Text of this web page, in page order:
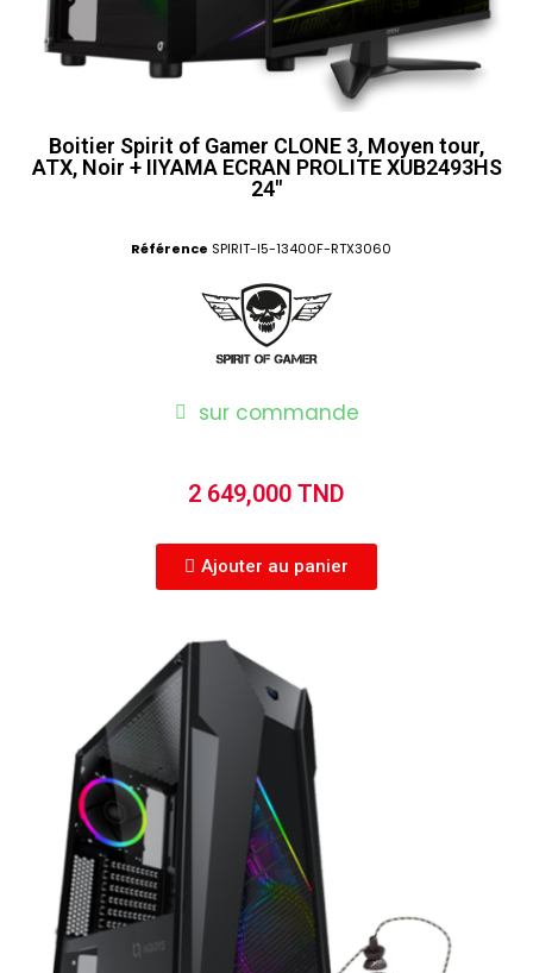
Boitier Spirit of Gamer CLONE 3, Moyen tour,
ATX, Noir + IIYAMA ECRAN PROLITE XUB2493HS
24"
Référence SPIRIT-I5-13400F-RTX3060
sur commande
2 649,000 TND
Ajouter au panier